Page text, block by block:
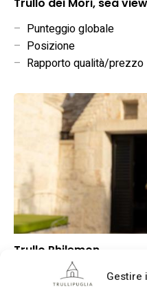
Gestire
Trullo dei Mori, sea
– Punteggio globale
– Posizione
– Rapporto qualità/prezzo
Trullo Philemon
Punteggio globale